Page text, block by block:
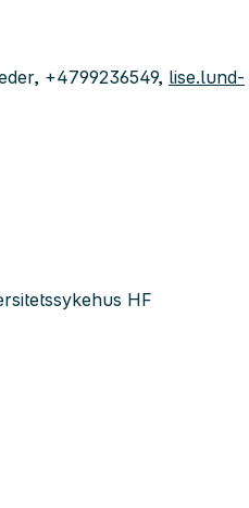
+4799236549, lise.lund-
HF